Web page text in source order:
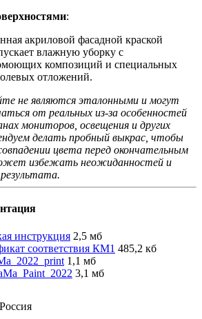
:
акриловой фасадной краской
влажную уборку с
композиций и специальных
отложений.
не являются эталонными и могут
от реальных из-за особенностей
мониторов, освещения и других
делать пробный выкрас, чтобы
цвета перед окончательным
избежать неожиданностей и
инструкция 2,5 мб
соответствия КМ1 485,2 кб
1,1 мб
3,1 мб
Россия